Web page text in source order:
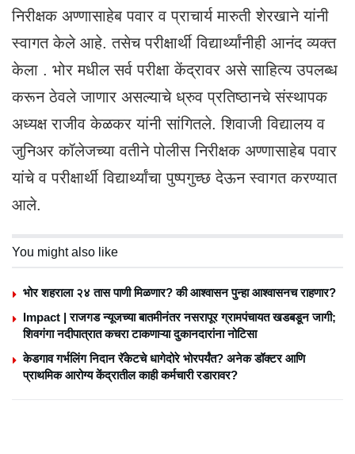
निरीक्षक अण्णासाहेब पवार व प्राचार्य मारुती शेरखाने यांनी
स्वागत केले आहे. तसेच परीक्षार्थी विद्यार्थ्यांनीही आनंद व्यक्त
केला . भोर मधील सर्व परीक्षा केंद्रावर असे साहित्य उपलब्ध
करून ठेवले जाणार असल्याचे ध्रुव प्रतिष्ठानचे संस्थापक
अध्यक्ष राजीव केळकर यांनी सांगितले. शिवाजी विद्यालय व
जुनिअर कॉलेजच्या वतीने पोलीस निरीक्षक अण्णासाहेब पवार
यांचे व परीक्षार्थी विद्यार्थ्यांचा पुष्पगुच्छ देऊन स्वागत करण्यात
आले.
You might also like
भोर शहराला २४ तास पाणी मिळणार? की आश्वासन पुन्हा आश्वासनच राहणार?
Impact | राजगड न्यूजच्या बातमीनंतर नसरापूर ग्रामपंचायत खडबडून जागी;
शिवगंगा नदीपात्रात कचरा टाकणाऱ्या दुकानदारांना नोटिसा
केडगाव गर्भलिंग निदान रॅकेटचे धागेदोरे भोरपर्यंत? अनेक डॉक्टर आणि
प्राथमिक आरोग्य केंद्रातील काही कर्मचारी रडारावर?